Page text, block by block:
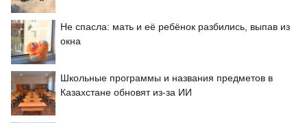
Не спасла: мать и её ребёнок разбились, выпав из
окна
Школьные программы и названия предметов в
Казахстане обновят из-за ИИ